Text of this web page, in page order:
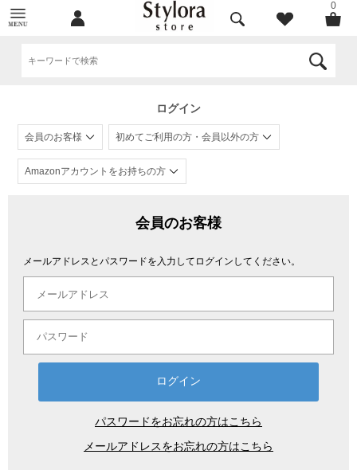
0
ログイン
会員のお客様 初めてご利用の方・会員以外の方
Amazonアカウントをお持ちの方
会員のお客様
メールアドレスとパスワードを入力してログインしてください。
パスワードをお忘れの方はこちら
メールアドレスをお忘れの方はこちら